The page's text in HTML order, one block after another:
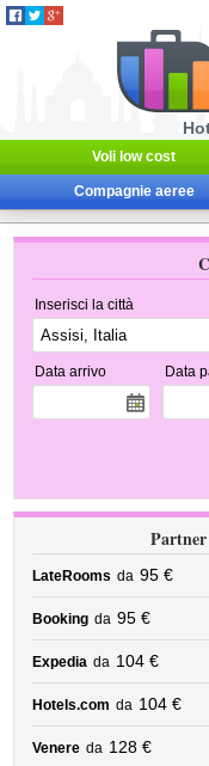
Voli low cost
Compagnie aeree
Inserisci la città
Data arrivo Data
LateRooms da 95 €
Booking da 95 €
Expedia da 104 €
Hotels.com da 104 €
Venere da 128 €